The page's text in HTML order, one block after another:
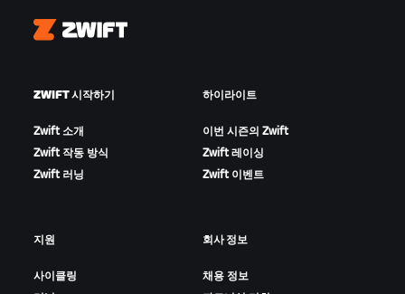
Zwift
ZWIFT 시작하기
Zwift 소개
Zwift 작동 방식
Zwift 러닝
하이라이트
이번 시즌의 Zwift
Zwift 레이싱
Zwift 이벤트
지원
사이클링
회사 정보
채용 정보